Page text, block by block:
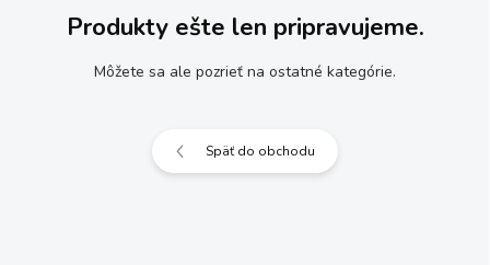
Produkty ešte len pripravujeme.
Môžete sa ale pozrieť na ostatné kategórie.
Späť do obchodu